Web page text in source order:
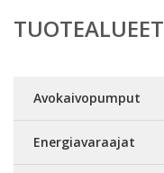
TUOTEALUEET
Avokaivopumput
Energiavaraajat